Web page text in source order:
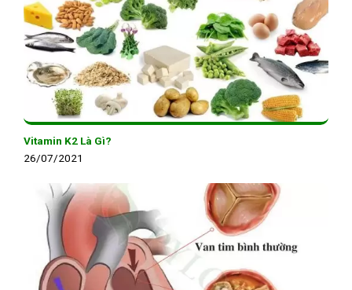
Vitamin K2 Là Gì?
26/07/2021